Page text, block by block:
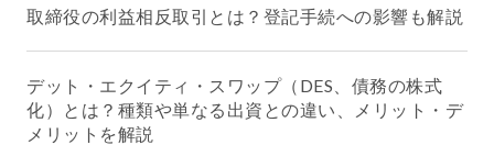
取締役の利益相反取引とは？登記手続への影響も解説
デット・エクイティ・スワップ（DES、債務の株式
化）とは？種類や単なる出資との違い、メリット・デ
メリットを解説